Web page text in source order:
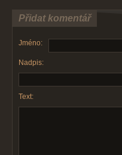
Přidat komentář
Jméno:
Nadpis:
Text: